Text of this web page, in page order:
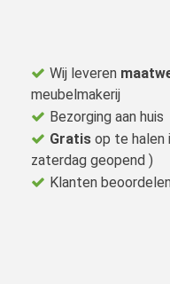
Wij leveren
meubelmakerij
Bezorging aan huis
Gratis op te halen
zaterdag geopend )
Klanten